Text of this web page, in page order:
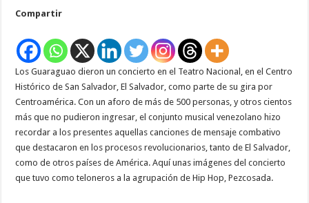
con
casa
llena
Compartir
Los Guaraguao dieron un concierto en el Teatro Nacional, en el Centro
Histórico de San Salvador, El Salvador, como parte de su gira por
Centroamérica. Con un aforo de más de 500 personas, y otros cientos
más que no pudieron ingresar, el conjunto musical venezolano hizo
recordar a los presentes aquellas canciones de mensaje combativo
que destacaron en los procesos revolucionarios, tanto de El Salvador,
como de otros países de América. Aquí unas imágenes del concierto
que tuvo como teloneros a la agrupación de Hip Hop, Pezcosada.